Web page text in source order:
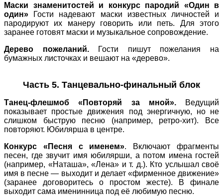
Маски знаменитостей и конкурс пародий «Один в
один» Гости надевают маски известных личностей и
пародируют их манеру говорить или петь. Для этого
заранее готовят маски и музыкальное сопровождение.
Дерево пожеланий.Гости пишут пожелания на
бумажных листочках и вешают на «дерево».
Часть 5. Танцевально‑финальный блок
Танец‑флешмоб «Повторяй за мной».Ведущий
показывает простые движения под энергичную, но не
слишком быструю песню (например, ретро‑хит). Все
повторяют. Юбилярша в центре.
Конкурс «Песня с именем». Включают фрагменты
песен, где звучит имя юбилярши, а потом имена гостей
(например, «Наташа», «Лена» и т. д.). Кто услышал своё
имя в песне — выходит и делает «фирменное движение»
(заранее договоритесь о простом жесте). В финале
выходит сама именинница под её любимую песню.